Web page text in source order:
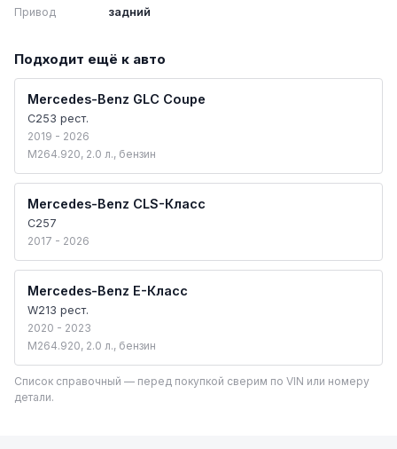
Привод задний
Подходит ещё к авто
Mercedes-Benz GLC Coupe
C253 рест.
2019 - 2026
M264.920, 2.0 л., бензин
Mercedes-Benz CLS-Класс
C257
2017 - 2026
Mercedes-Benz E-Класс
W213 рест.
2020 - 2023
M264.920, 2.0 л., бензин
Список справочный — перед покупкой сверим по VIN или номеру
детали.